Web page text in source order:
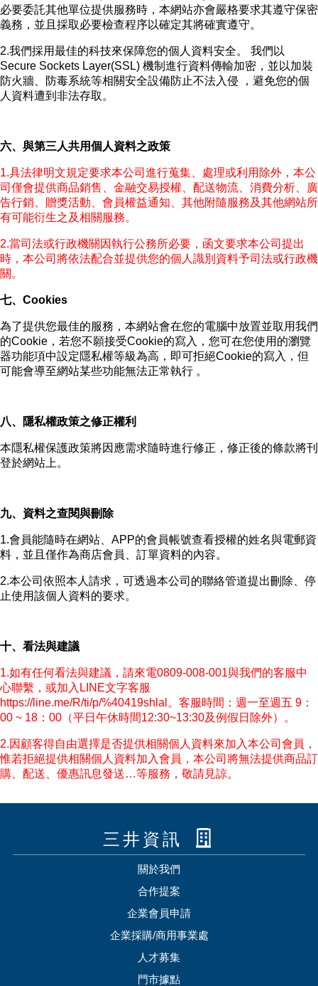
必要委託其他單位提供服務時，本網站亦會嚴格要求其遵守保密
義務，並且採取必要檢查程序以確定其將確實遵守。
2.我們採用最佳的科技來保障您的個人資料安全。 我們以
Secure Sockets Layer(SSL) 機制進行資料傳輸加密，並以加裝
防火牆、防毒系統等相關安全設備防止不法入侵 ，避免您的個
人資料遭到非法存取。
六、與第三人共用個人資料之政策
1.具法律明文規定要求本公司進行蒐集、處理或利用除外，本公
司僅會提供商品銷售、金融交易授權、配送物流、消費分析、廣
告行銷、贈獎活動、會員權益通知、其他附隨服務及其他網站所
有可能衍生之及相關服務。
2.當司法或行政機關因執行公務所必要，函文要求本公司提出
時，本公司將依法配合並提供您的個人識別資料予司法或行政機
關。
七、Cookies
為了提供您最佳的服務，本網站會在您的電腦中放置並取用我們
的Cookie，若您不願接受Cookie的寫入，您可在您使用的瀏覽
器功能項中設定隱私權等級為高，即可拒絕Cookie的寫入，但
可能會導至網站某些功能無法正常執行 。
八、隱私權政策之修正權利
本隱私權保護政策將因應需求隨時進行修正，修正後的條款將刊
登於網站上。
九、資料之查閱與刪除
1.會員能隨時在網站、APP的會員帳號查看授權的姓名與電郵資
料，並且僅作為商店會員、訂單資料的內容。
2.本公司依照本人請求，可透過本公司的聯絡管道提出刪除、停
止使用該個人資料的要求。
十、看法與建議
1.如有任何看法與建議，請來電0809-008-001與我們的客服中
心聯繫，或加入LINE文字客服
https://line.me/R/ti/p/%40419shlal 。客服時間：週一至週五 9：
00 ~ 18：00（平日午休時間12:30~13:30及例假日除外）。
2.因顧客得自由選擇是否提供相關個人資料來加入本公司會員，
惟若拒絕提供相關個人資料加入會員，本公司將無法提供商品訂
購、配送、優惠訊息發送…等服務，敬請見諒。
三井資訊
關於我們
合作提案
企業會員申請
企業採購/商用事業處
人才募集
門市據點